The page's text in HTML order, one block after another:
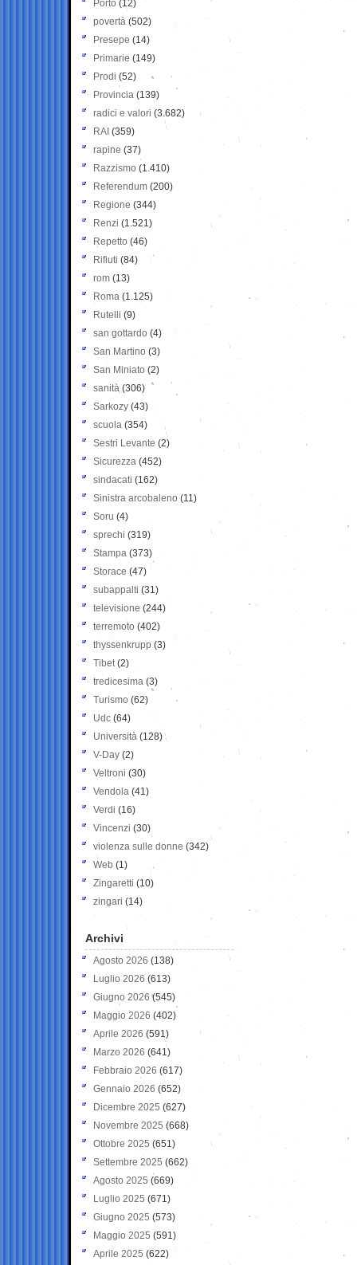
Porto (12)
povertà (502)
Presepe (14)
Primarie (149)
Prodi (52)
Provincia (139)
radici e valori (3.682)
RAI (359)
rapine (37)
Razzismo (1.410)
Referendum (200)
Regione (344)
Renzi (1.521)
Repetto (46)
Rifiuti (84)
rom (13)
Roma (1.125)
Rutelli (9)
san gottardo (4)
San Martino (3)
San Miniato (2)
sanità (306)
Sarkozy (43)
scuola (354)
Sestri Levante (2)
Sicurezza (452)
sindacati (162)
Sinistra arcobaleno (11)
Soru (4)
sprechi (319)
Stampa (373)
Storace (47)
subappalti (31)
televisione(244)
terremoto (402)
thyssenkrupp (3)
Tibet(2)
tredicesima (3)
Turismo (62)
Udc (64)
Università (128)
V-Day (2)
Veltroni (30)
Vendola (41)
Verdi (16)
Vincenzi (30)
violenza sulle donne (342)
Web (1)
Zingaretti (10)
zingari (14)
Archivi
Agosto 2026 (138)
Luglio 2026 (613)
Giugno 2026 (545)
Maggio 2026 (402)
Aprile 2026 (591)
Marzo 2026 (641)
Febbraio 2026 (617)
Gennaio 2026 (652)
Dicembre 2025 (627)
Novembre 2025 (668)
Ottobre 2025 (651)
Settembre 2025 (662)
Agosto 2025 (669)
Luglio 2025 (671)
Giugno 2025 (573)
Maggio 2025 (591)
Aprile 2025 (622)